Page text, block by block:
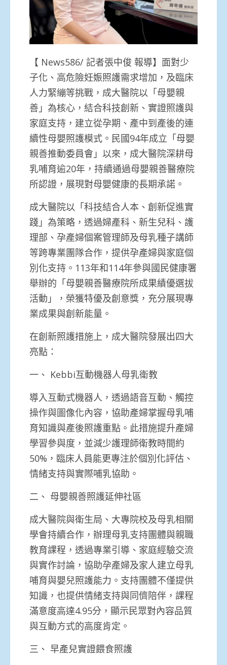
【 News586/ 記者張中俊 報導】面對少
子化、高危險妊娠照護需求增加，及臨床
人力緊繃等挑戰，成大醫院以「母嬰親
善」為核心，結合科技創新、實證照護與
家庭支持，建立從孕期、產中到產後的連
續性母嬰照護模式。民國94年成立「母嬰
親善推動委員會」以來，成大醫院深耕母
乳哺育逾20年，持續通過母嬰親善醫療院
所認證，展現對母嬰健康的長期承諾。
成大醫院以「科技結合人本、創新促進實
踐」為策略，透過婦產科、新生兒科、護
理部、孕產婦個案管理師及母乳種子講師
等跨專業團隊合作，提供孕產婦與家庭個
別化支持。113年和114年參與國民健康署
舉辦的「母嬰親善醫療院所成果績優選拔
活動」，榮獲特優及創意獎，充分展現專
業成果與創新能量。
在創新照護措施上，成大醫院發展出四大
亮點：
一、 Kebbi互動機器人母乳衛教
導入互動式機器人，透過語音互動、觸控
操作與圖像化內容，協助產婦掌握母乳哺
育知識與產後照護重點。此措施提升產婦
學習參與度，並減少護理師衛教時間約
50%，臨床人員能更專注於個別化評估、
情緒支持與實際哺乳協助。
二、 母嬰親善照護延伸社區
成大醫院與衛生局、大專院校及母乳相關
學會持續合作，辦理母乳支持團體與親職
教育課程，透過專業引導、家庭經驗交流
與實作討論，協助孕產婦及家人建立母乳
哺育與嬰兒照護能力。支持團體不僅提供
知識，也提供情緒支持與同儕陪伴，課程
滿意度高達4.95分，顯示民眾對內容品質
與互動方式的高度肯定。
三、 早產兒實證餵食照護